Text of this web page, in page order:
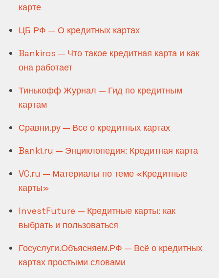
карте
ЦБ РФ — О кредитных картах
Bankiros — Что такое кредитная карта и как
она работает
Тинькофф Журнал — Гид по кредитным
картам
Сравни.ру — Все о кредитных картах
Banki.ru — Энциклопедия: Кредитная карта
VC.ru — Материалы по теме «Кредитные
карты»
InvestFuture — Кредитные карты: как
выбрать и пользоваться
Госуслуги.Объясняем.РФ — Всё о кредитных
картах простыми словами